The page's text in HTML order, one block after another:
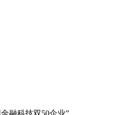
融科技双50企业”